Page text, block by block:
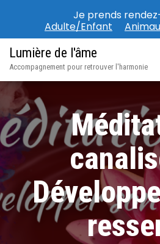
Lumière de l'âme
Accompagnement pour retrouver l'harmonie
Je prends
Adulte/Enfant